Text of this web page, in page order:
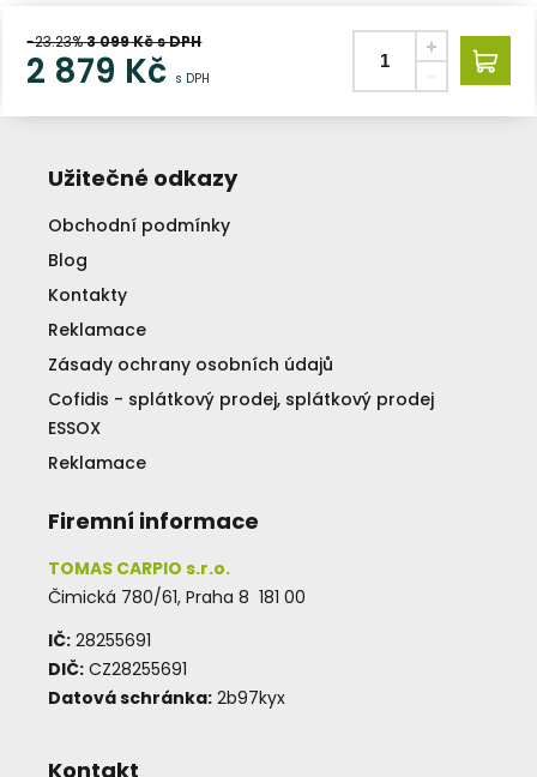
-23.23%3 099Kč s DPH
2 879 Kč s DPH
Užitečné odkazy
Obchodní podmínky
Blog
Kontakty
Reklamace
Zásady ochrany osobních údajů
Cofidis - splátkový prodej, splátkový prodej
ESSOX
Reklamace
Firemní informace
TOMAS CARPIO s.r.o.
Čimická 780/61, Praha 8 181 00
IČ: 28255691
DIČ: CZ28255691
Datová schránka: 2b97kyx
Kontakt